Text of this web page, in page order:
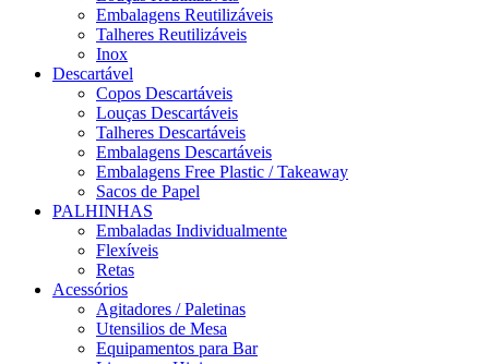
Embalagens Reutilizáveis
Talheres Reutilizáveis
Inox
Descartável
Copos Descartáveis
Louças Descartáveis
Talheres Descartáveis
Embalagens Descartáveis
Embalagens Free Plastic / Takeaway
Sacos de Papel
PALHINHAS
Embaladas Individualmente
Flexíveis
Retas
Acessórios
Agitadores / Paletinas
Utensilios de Mesa
Equipamentos para Bar